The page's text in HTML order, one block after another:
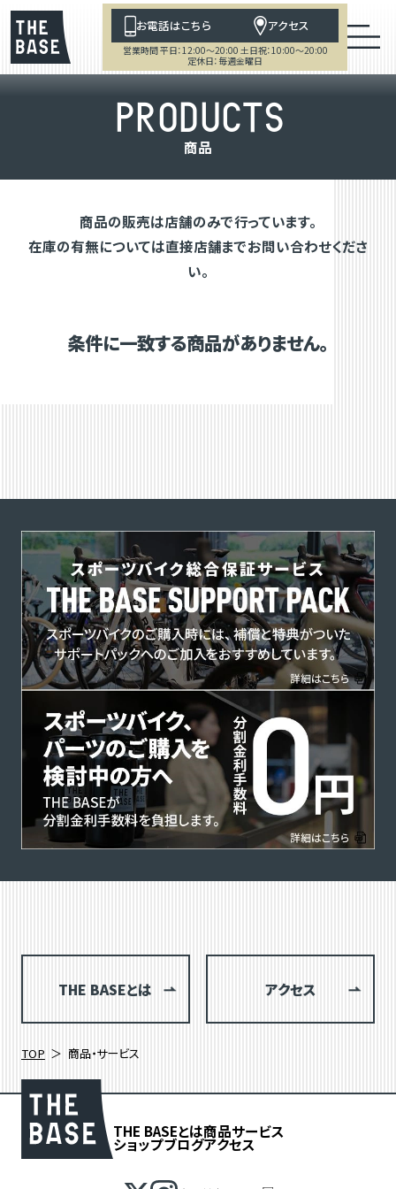
お電話はこちら アクセス
営業時間 平日：12:00～20:00 土日祝：10:00～20:00
定休日：毎週金曜日
PRODUCTS
商品
商品の販売は店舗のみで行っています。
在庫の有無については直接店舗までお問い合わせくださ
い。
条件に一致する商品がありません。
THE BASEとは アクセス
TOP 商品・サービス
THE BASEとは商品サービス
ショップブログアクセス